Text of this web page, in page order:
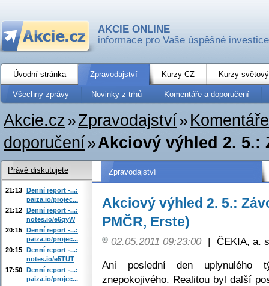
AKCIE ONLINE
informace pro Vaše úspěšné investice
Úvodní stránka Zpravodajství Kurzy CZ Kurzy
Všechny zprávy Novinky z trhů Komentáře a doporučení
Akcie.cz»Zpravodajství»
doporučení»Akciový výhled 2. 5.:
Zpravodajství
Akciový výhled 2. 5.:
PMČR, Erste)
02.05.2011 09:23:00 | ČEKIA, a.
Ani poslední den uplynulého
znepokojivého. Realitou byl další
Právě diskutujete
21:13 Denní report -...:
paiza.io/projec...
21:12 Denní report -...:
notes.io/e6qyW
20:15 Denní report -...:
paiza.io/projec...
20:15 Denní report -...:
notes.io/e5TUT
17:50 Denní report -...:
paiza.io/projec...